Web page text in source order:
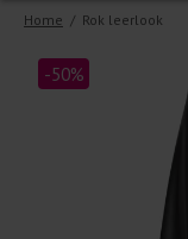
Home / Rok leerlook
-50%